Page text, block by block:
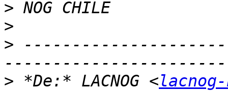
>
>
>
> *De:* LACNOG <